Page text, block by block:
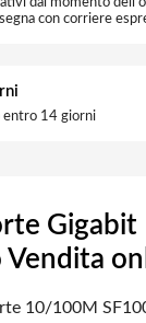
con corriere
entro 14 giorni
Gigabit
Vendita
10/100M